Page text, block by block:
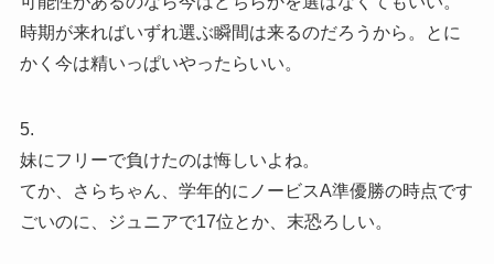
時期が来ればいずれ選ぶ瞬間は来るのだろうから。とに
かく今は精いっぱいやったらいい。
5.
妹にフリーで負けたのは悔しいよね。
てか、さらちゃん、学年的にノービスA準優勝の時点です
ごいのに、ジュニアで17位とか、末恐ろしい。